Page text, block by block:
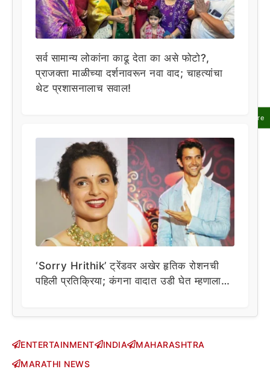
Share
सर्व सामान्य लोकांना काढू देता का असे फोटो?,
प्राजक्ता माळीच्या दर्शनावरून नवा वाद; चाहत्यांचा
थेट प्रशासनालाच सवाल!
‘Sorry Hrithik’ ट्रेंडवर अखेर हृतिक रोशनची
पहिली प्रतिक्रिया; कंगना वादात उडी घेत म्हणाला…
ENTERTAINMENT INDIA
MAHARASHTRA
MARATHI NEWS